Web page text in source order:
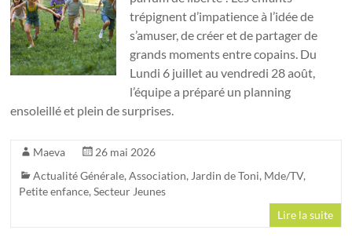
trépignent d’impatience à l’idée de
s’amuser, de créer et de partager de
grands moments entre copains. Du
Lundi 6 juillet au vendredi 28 août,
l’équipe a préparé un planning
ensoleillé et plein de surprises.
Maeva
26 mai 2026
Actualité Générale,Association, Jardin de Toni, Mde/TV,
Petite enfance,Secteur Jeunes
Lire la suite